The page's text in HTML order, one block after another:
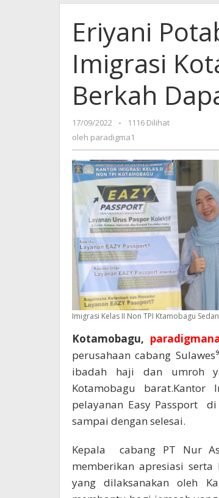
Eriyani
Imigrasi
Berkah
17/09/2022
oleh
paradigma1
-
1116 Dilihat
oleh paradigma1
Imigrasi Kelas II Non TPI Ktamobagu
Kotamobagu,
perusahaan cabang
ibadah haji dan umroh
Kotamobagu
pelayanan Easy Passport
sampai dengan selesai.
Kepala cabang PT Nur
memberikan apresiasi
yang dilaksanakan oleh